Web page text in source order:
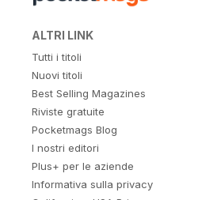
ALTRI LINK
Tutti i titoli
Nuovi titoli
Best Selling Magazines
Riviste gratuite
Pocketmags Blog
I nostri editori
Plus+ per le aziende
Informativa sulla privacy